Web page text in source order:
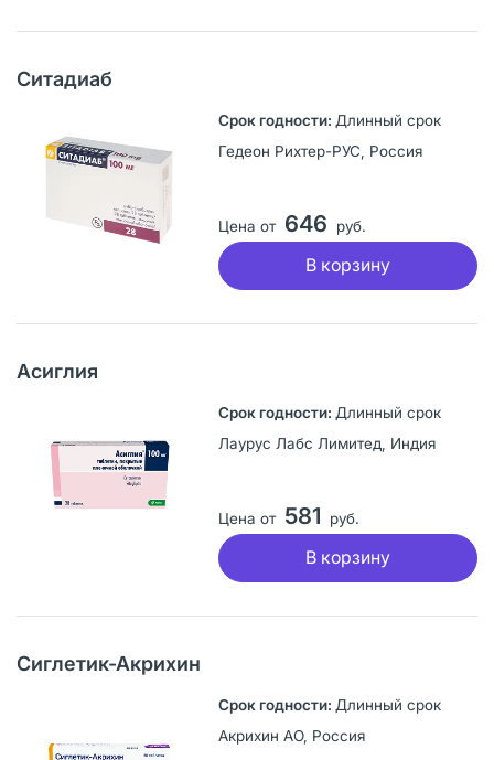
Ситадиаб
Длинный срок
Гедеон Рихтер-РУС, Россия
Цена от 646 руб.
В корзину
Асиглия
Длинный срок
Лаурус Лабс Лимитед, Индия
Цена от 581 руб.
В корзину
Сиглетик-Акрихин
Длинный срок
Акрихин АО, Россия